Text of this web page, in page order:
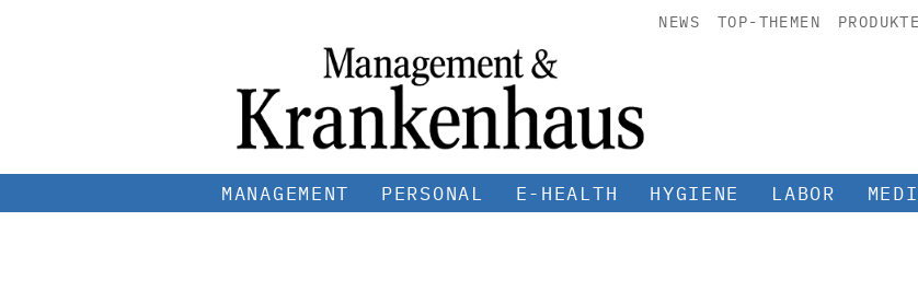
NEWS TOP-THEMEN PRODUKTE
MANAGEMENT PERSONAL E-HEALTH HYGIENE LABOR